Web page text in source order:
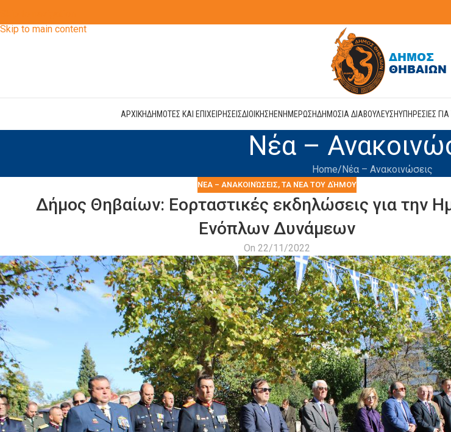
Skip to main content
ΑΡΧΙΚΗΔΗΜΟΤΕΣ ΚΑΙ ΕΠΙΧΕΙΡΗΣΕΙΣΔΙΟΙΚΗΣΗΕΝΗΜΕΡΩΣΗΔΗΜΟΣΙΑ ΔΙΑΒΟΥΛΕΥΣΗΥΠΗΡΕΣΙΕΣ
Νέα –
Home Νέα – Ανακοινώσεις
ΝΈΑ – ΑΝΑΚΟΙΝΏΣΕΙΣ, ΤΑ ΝΈΑ ΤΟΥ ΔΉΜΟΥ
Δήμος Θηβαίων: Εορταστικές εκδηλώσεις για την
Ενόπλων Δυνάμεων
On 22/11/2022